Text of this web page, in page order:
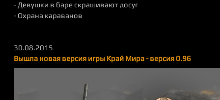
- Девушки в баре скрашивают досуг
- Охрана караванов
30.08.2015
Вышла новая версия игры Край Мира - версия 0.96